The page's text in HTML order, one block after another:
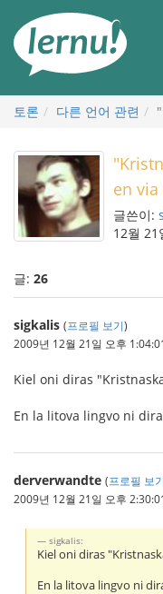
토론 다른 언어 관련
en
글쓴이:
12월 21
글: 26
sigkalis (프로필 보기)
2009년 12월 21일 오후
Kiel oni diras
En la litova lingvo ni
derverwandte (프로필 보
2009년 12월 21일 오후
sigkalis:
Kiel oni diras
En la litova lingvo ni